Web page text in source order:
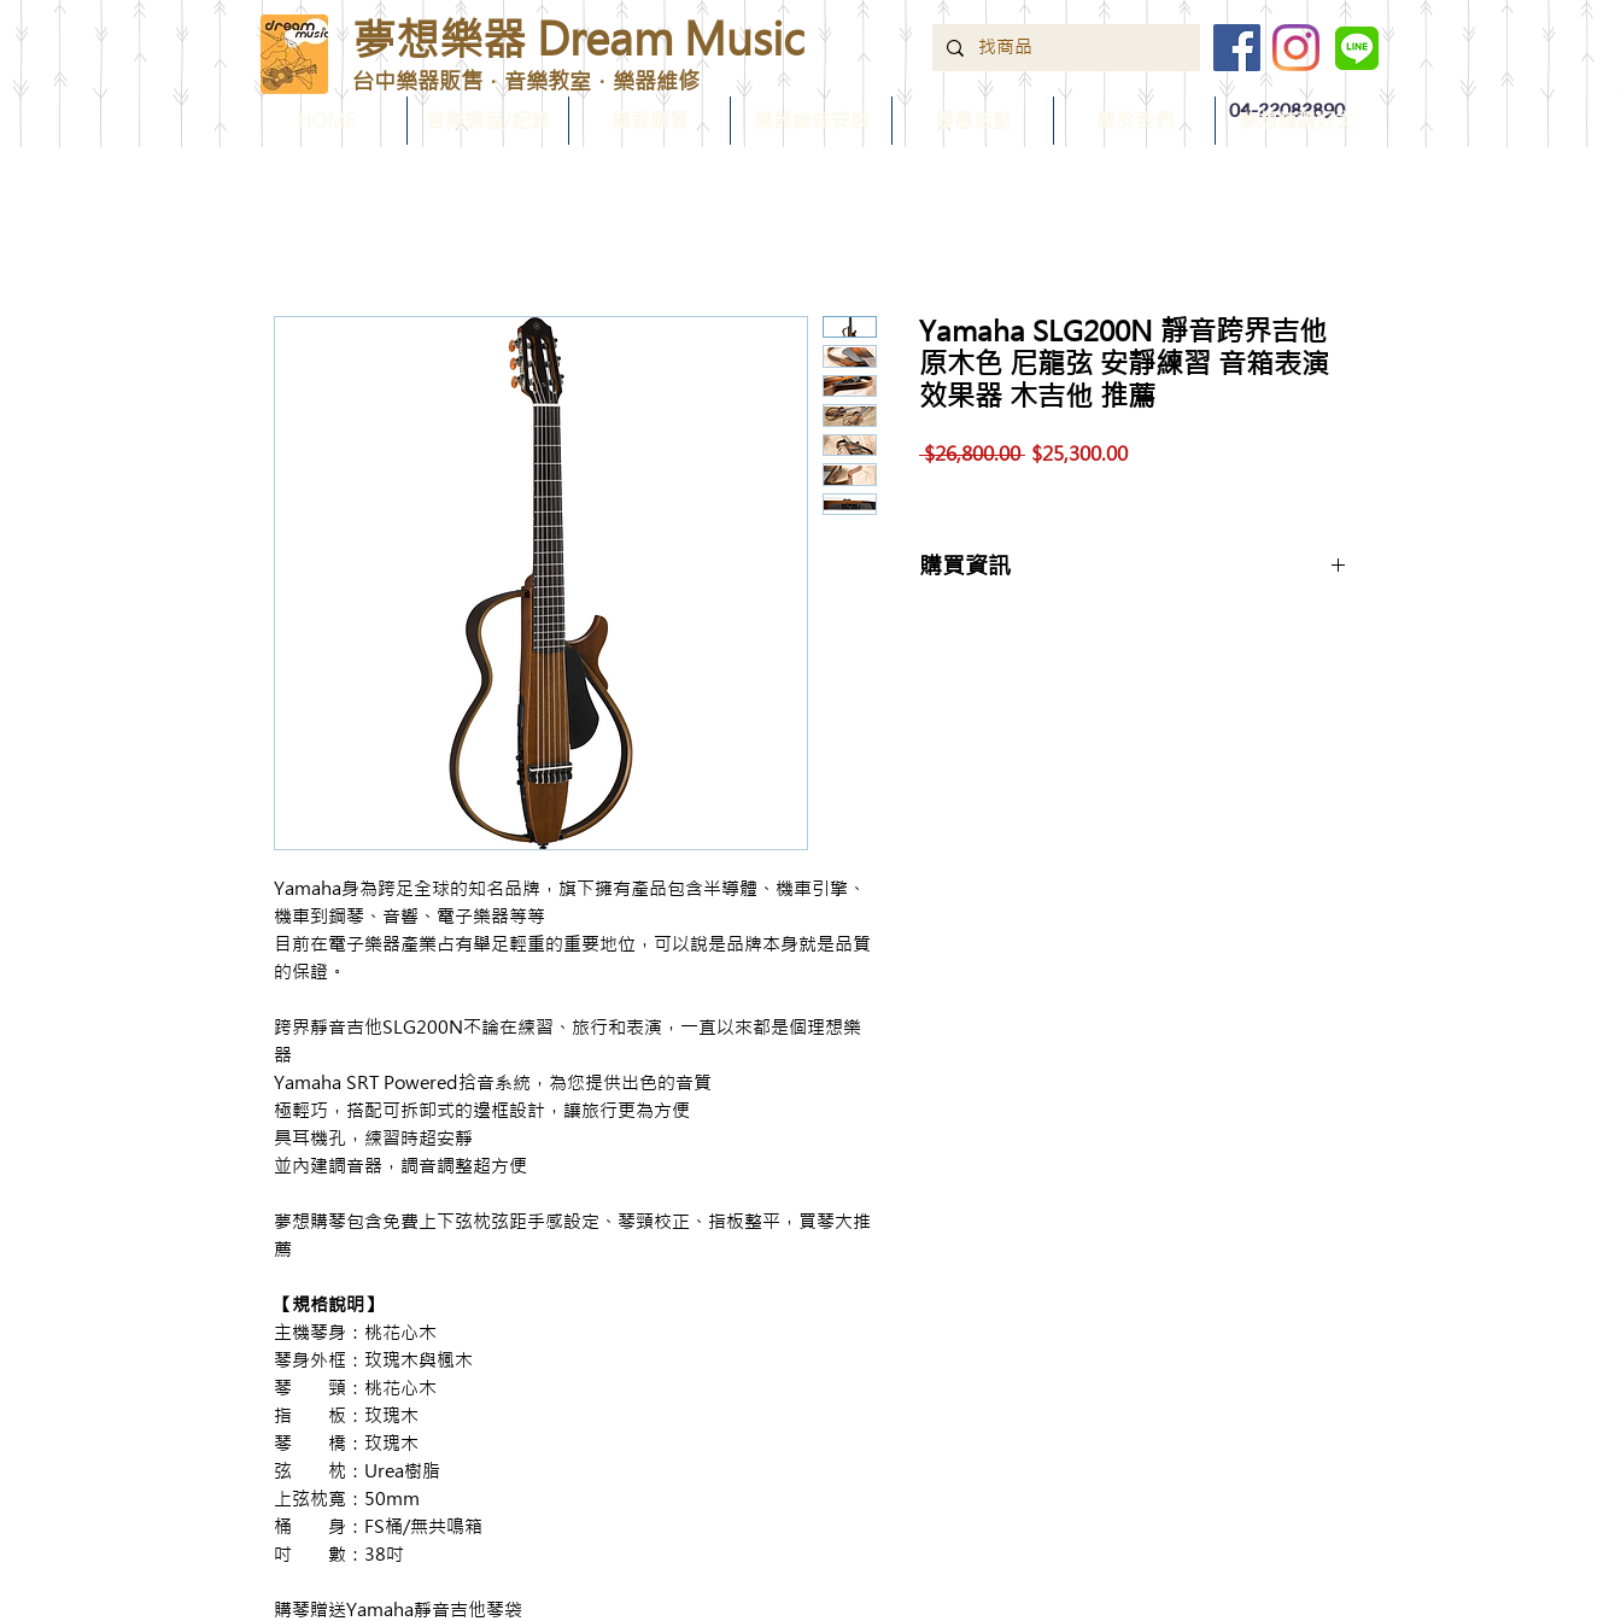
夢想樂器 Dream Music
台中樂器販售．音樂教室．樂器維修
04-22082890
音樂課程/紀錄 樂器購買 樂器維修安裝 關於我們 夢想精選好文
Yamaha身為跨足全球的知名品牌，旗下擁有產品包含半導體、機車引擎、
機車到鋼琴、音響、電子樂器等等
目前在電子樂器產業占有舉足輕重的重要地位，可以說是品牌本身就是品質
的保證。
跨界靜音吉他SLG200N不論在練習、旅行和表演，一直以來都是個理想樂
器
Yamaha SRT Powered拾音系統，為您提供出色的音質
極輕巧，搭配可拆卸式的邊框設計，讓旅行更為方便
具耳機孔，練習時超安靜
並內建調音器，調音調整超方便
夢想購琴包含免費上下弦枕弦距手感設定、琴頸校正、指板整平，買琴大推
薦
【規格說明】
主機琴身：桃花心木
琴身外框：玫瑰木與楓木
琴 頸：桃花心木
指 板：玫瑰木
琴 橋：玫瑰木
弦 枕：Urea樹脂
上弦枕寬：50mm
桶 身：FS桶/無共鳴箱
吋 數：38吋
購琴贈送Yamaha靜音吉他琴袋
Yamaha SLG200N 靜音跨界吉他
原木色 尼龍弦 安靜練習 音箱表演
效果器 木吉他 推薦
$26,800.00 一$25,300.00促
購買資訊